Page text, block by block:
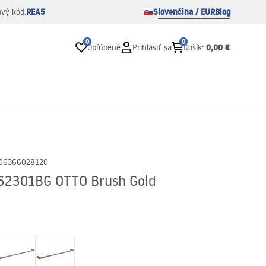
kód:REA5 Slovenčina / EURBlog
0
Obľúbené Prihlásiť sa
0
Košík: 0,00 €
OTTO Brush Gold